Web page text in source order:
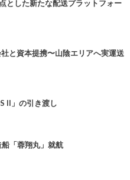
とした新たな配送プラットフォー
と資本提携〜山陰エリアへ実運送
II」の引き渡し
「蓉翔丸」就航